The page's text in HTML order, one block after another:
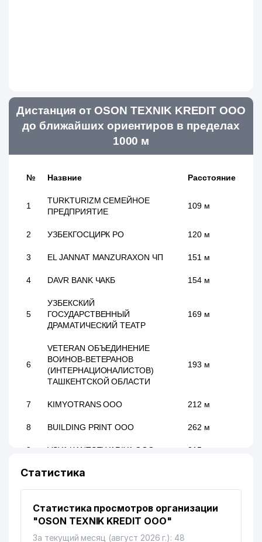
Дистанция от OSON TEXNIK KREDIT ООО
до ближайших ориентиров в пределах
1000 м
№ Назвние Расстояние
1
TURKTURIZM СЕМЕЙНОЕ
ПРЕДПРИЯТИЕ
109 м
2 УЗБЕКГОСЦИРК РО 120 м
3 EL JANNAT MANZURAXON ЧП 151 м
4 DAVR BANK ЧАКБ 154 м
5
УЗБЕКСКИЙ
ГОСУДАРСТВЕННЫЙ
ДРАМАТИЧЕСКИЙ ТЕАТР
169 м
6
VETERAN ОБЪЕДИНЕНИЕ
ВОИНОВ-ВЕТЕРАНОВ
(ИНТЕРНАЦИОНАЛИСТОВ)
ТАШКЕНТСКОЙ ОБЛАСТИ
193 м
7 KIMYOTRANS ООО 212 м
8 BUILDING PRINT ООО 262 м
9 VSYA KANTSELYARIYA ООО 315 м
УЗБЕКСКИЙ НАЦИОНАЛЬНЫЙ
11 AMAL HOLDING ООО
Статистика
Статистика просмотров организации
"OSON TEXNIK KREDIT ООО"
За текущий месяц (август 2026 г.): 48